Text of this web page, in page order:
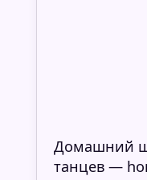
Домашний
танцев —